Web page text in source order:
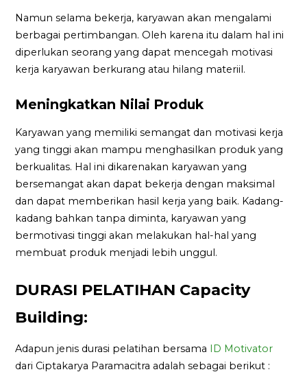
Namun selama bekerja, karyawan akan mengalami
berbagai pertimbangan. Oleh karena itu dalam hal ini
diperlukan seorang yang dapat mencegah motivasi
kerja karyawan berkurang atau hilang materiil.
Meningkatkan Nilai Produk
Karyawan yang memiliki semangat dan motivasi kerja
yang tinggi akan mampu menghasilkan produk yang
berkualitas. Hal ini dikarenakan karyawan yang
bersemangat akan dapat bekerja dengan maksimal
dan dapat memberikan hasil kerja yang baik. Kadang-
kadang bahkan tanpa diminta, karyawan yang
bermotivasi tinggi akan melakukan hal-hal yang
membuat produk menjadi lebih unggul.
DURASI PELATIHAN Capacity
Building:
Adapun jenis durasi pelatihan bersama ID Motivator
dari Ciptakarya Paramacitra adalah sebagai berikut :